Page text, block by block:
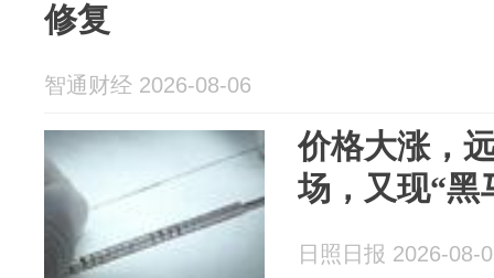
修复
智通财经 2026-08-06
价格大涨，
场，又现“黑
日照日报 2026-08-